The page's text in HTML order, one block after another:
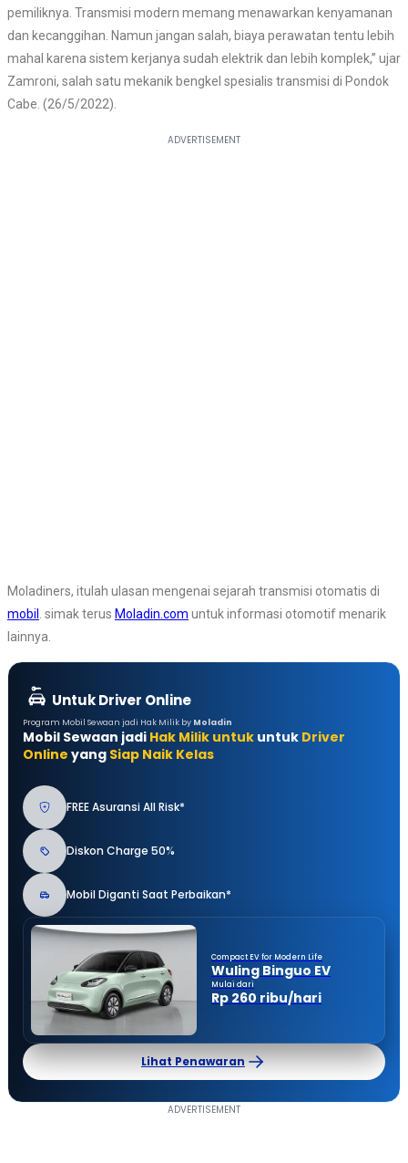
pemiliknya. Transmisi modern memang menawarkan kenyamanan
dan kecanggihan. Namun jangan salah, biaya perawatan tentu lebih
mahal karena sistem kerjanya sudah elektrik dan lebih komplek,” ujar
Zamroni, salah satu mekanik bengkel spesialis transmisi di Pondok
Cabe. (26/5/2022).
Moladiners, itulah ulasan mengenai sejarah transmisi otomatis di
mobil
. simak terus Moladin.com untuk informasi otomotif menarik
lainnya.
Untuk Driver Online
Program Mobil Sewaan jadi Hak Milik by Moladin
Mobil Sewaan jadi Hak Milik untuk untuk Driver
Online yang Siap Naik Kelas
FREE Asuransi All Risk*
Diskon Charge 50%
Mobil Diganti Saat Perbaikan*
Compact EV for Modern Life
Wuling Binguo EV
Mulai dari
Rp 260 ribu/hari
Lihat Penawaran